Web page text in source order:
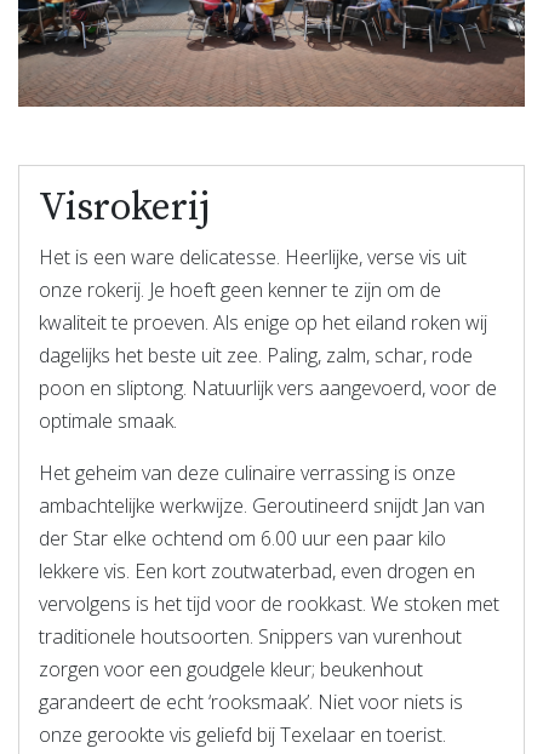
Visrokerij
Het is een ware delicatesse. Heerlijke, verse vis uit
onze rokerij. Je hoeft geen kenner te zijn om de
kwaliteit te proeven. Als enige op het eiland roken wij
dagelijks het beste uit zee. Paling, zalm, schar, rode
poon en sliptong. Natuurlijk vers aangevoerd, voor de
optimale smaak.
Het geheim van deze culinaire verrassing is onze
ambachtelijke werkwijze. Geroutineerd snijdt Jan van
der Star elke ochtend om 6.00 uur een paar kilo
lekkere vis. Een kort zoutwaterbad, even drogen en
vervolgens is het tijd voor de rookkast. We stoken met
traditionele houtsoorten. Snippers van vurenhout
zorgen voor een goudgele kleur; beukenhout
garandeert de echt ‘rooksmaak’. Niet voor niets is
onze gerookte vis geliefd bij Texelaar en toerist.